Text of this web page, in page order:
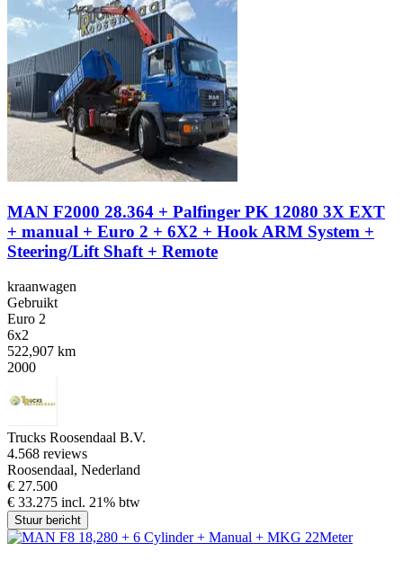
MAN F2000 28.364 + Palfinger PK 12080 3X EXT
+ manual + Euro 2 + 6X2 + Hook ARM System +
Steering/Lift Shaft + Remote
kraanwagen
Gebruikt
Euro 2
6x2
522,907 km
2000
Trucks Roosendaal B.V.
4.568 reviews
Roosendaal, Nederland
€ 27.500
€ 33.275 incl. 21% btw
Stuur bericht